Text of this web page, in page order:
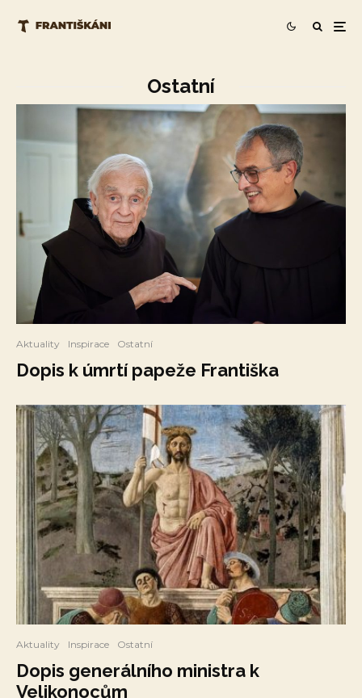
Ostatní
Aktuality Inspirace Ostatní
Dopis k úmrtí papeže Františka
Aktuality Inspirace Ostatní
Dopis generálního ministra k
Velikonocům